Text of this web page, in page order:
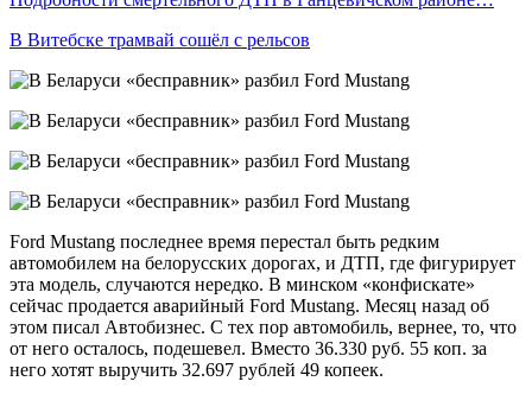
В Витебске трамвай сошёл с рельсов
Ford Mustang последнее время перестал быть редким
автомобилем на белорусских дорогах, и ДТП, где фигурирует
эта модель, случаются нередко. В минском «конфискате»
сейчас продается аварийный Ford Mustang. Месяц назад об
этом писал Автобизнес. С тех пор автомобиль, вернее, то, что
от него осталось, подешевел. Вместо 36.330 руб. 55 коп. за
него хотят выручить 32.697 рублей 49 копеек.